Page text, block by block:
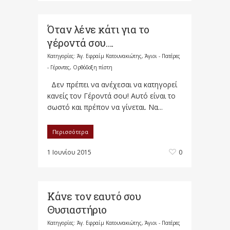
Όταν λένε κάτι για το
γέροντά σου….
Κατηγορίες: Άγ. Εφραίμ Κατουνακιώτης, Άγιοι - Πατέρες
- Γέροντες, Ορθόδοξη πίστη
Δεν πρέπει να ανέχεσαι να κατηγορεί
κανείς τον Γέροντά σου! Αυτό είναι το
σωστό και πρέπον να γίνεται. Να...
Περισσότερα
1 Ιουνίου 2015 0
Κάνε τον εαυτό σου
Θυσιαστήριο
Κατηγορίες: Άγ. Εφραίμ Κατουνακιώτης, Άγιοι - Πατέρες